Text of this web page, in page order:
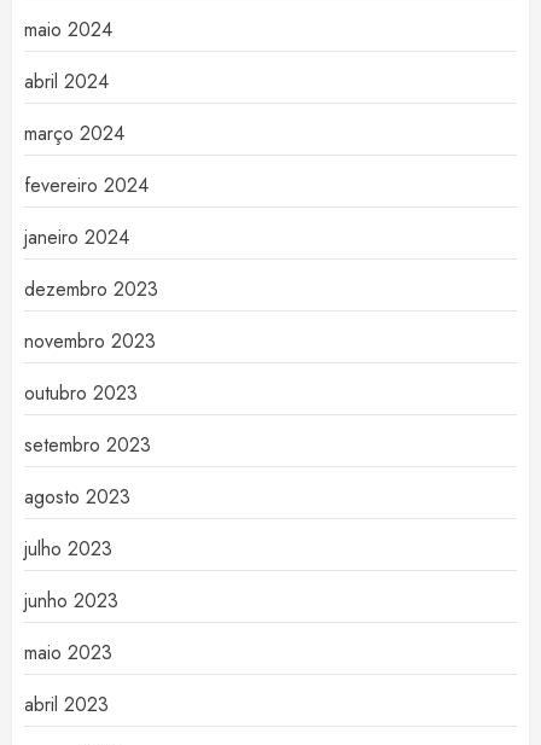
maio 2024
abril 2024
março 2024
fevereiro 2024
janeiro 2024
dezembro 2023
novembro 2023
outubro 2023
setembro 2023
agosto 2023
julho 2023
junho 2023
maio 2023
abril 2023